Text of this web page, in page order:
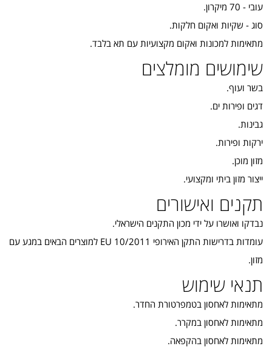
עובי - 70 מיקרון.
סוג - שקיות ואקום חלקות.
מתאימות למכונות ואקום מקצועיות עם תא בלבד.
שימושים מומלצים
בשר ועוף.
דגים ופירות ים.
גבינות.
ירקות ופירות.
מזון מוכן.
ייצור מזון ביתי ומקצועי.
תקנים ואישורים
נבדקו ואושרו על ידי מכון התקנים הישראלי.
עומדות בדרישות התקן האירופי EU 10/2011 למוצרים הבאים במגע עם
מזון.
תנאי שימוש
מתאימות לאחסון בטמפרטורת החדר.
מתאימות לאחסון במקרר.
מתאימות לאחסון בהקפאה.